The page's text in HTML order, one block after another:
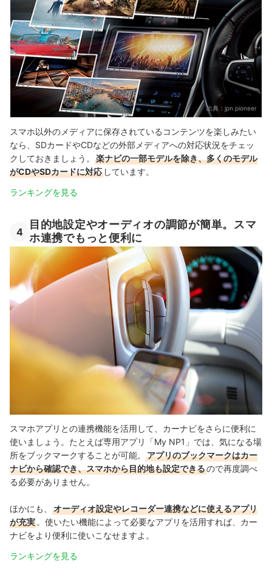
出典：jpn.pioneer
スマホ以外のメディアに保存されているコンテンツを楽しみたい
なら、SDカードやCDなどの外部メディアへの対応状況をチェッ
クしておきましょう。
楽ナビの一部モデルを除き、多くのモデル
がCDやSDカードに対応 しています。
ランキングを見る
4
目的地設定やオーディオの調節が簡単。スマ
ホ連携でもっと便利に
スマホアプリとの連携機能を活用して、カーナビをさらに便利に
使いましょう。たとえば専用アプリ「My NP1」では、気になる場
所をブックマークすることが可能。
アプリのブックマークはカー
ナビから確認でき、スマホから目的地も設定できるので再度調べ
る必要がありません。
ほかにも、
オーディオ設定やレコーダー連携などに使えるアプリ
が充実 。使いたい機能によって必要なアプリを活用すれば、カー
ナビをより便利に使いこなせますよ。
ランキングを見る